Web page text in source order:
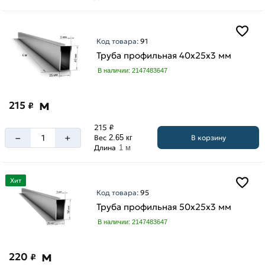
Код товара:91
Труба профильная 40х25х3 мм
В наличии: 2147483647
215 ₽ м
– +
215 ₽
Вес 2.65 кг
Длина 1 м
В корзину
Хит
Код товара:95
Труба профильная 50х25х3 мм
В наличии: 2147483647
220 ₽ м